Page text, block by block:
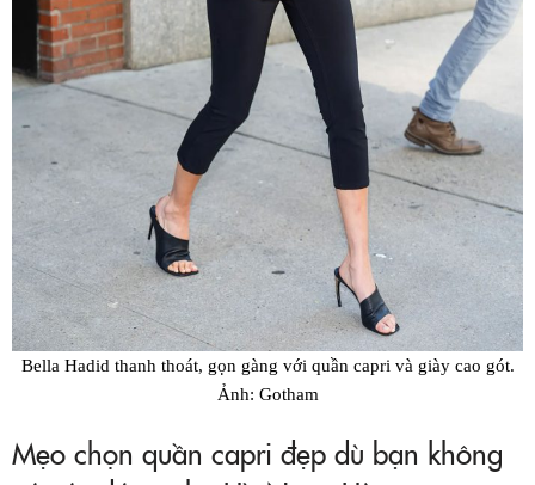
Bella Hadid thanh thoát, gọn gàng với quần capri và giày cao gót.
Ảnh: Gotham
Mẹo chọn quần capri đẹp dù bạn không